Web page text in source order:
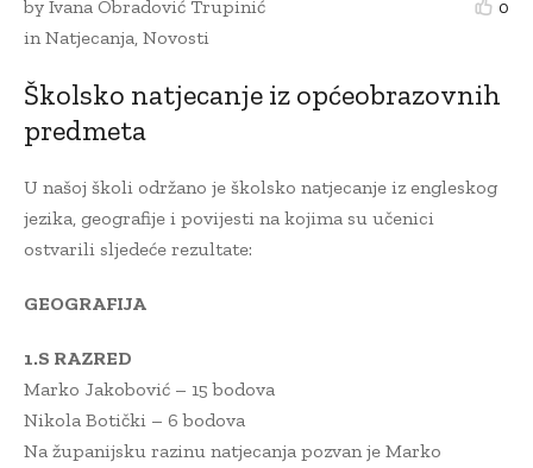
0
by Ivana Obradović Trupinić
inNatjecanja, Novosti
Školsko natjecanje iz općeobrazovnih
predmeta
U našoj školi održano je školsko natjecanje iz engleskog
jezika, geografije i povijesti na kojima su učenici
ostvarili sljedeće rezultate:
GEOGRAFIJA
1.S RAZRED
Marko Jakobović – 15 bodova
Nikola Botički – 6 bodova
Na županijsku razinu natjecanja pozvan je Marko